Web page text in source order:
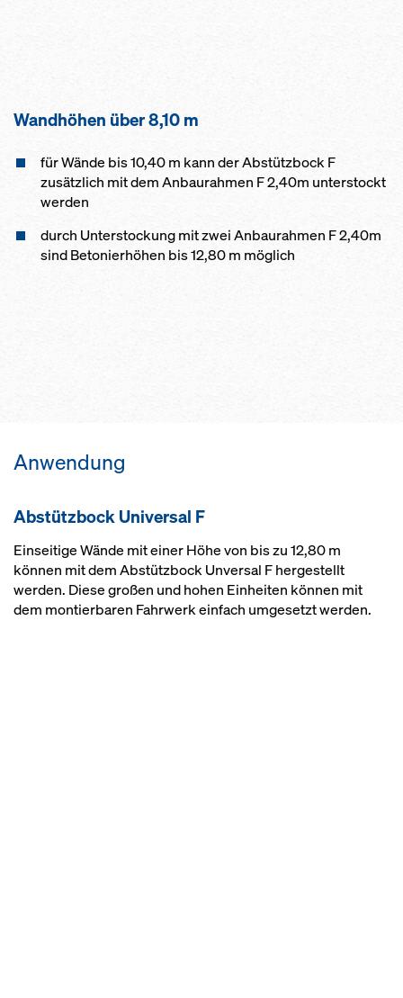
Wandhöhen über 8,10 m
für Wände bis 10,40 m kann der Abstützbock F
zusätzlich mit dem Anbaurahmen F 2,40m unterstockt
werden
durch Unterstockung mit zwei Anbaurahmen F 2,40m
sind Betonierhöhen bis 12,80 m möglich
Anwendung
Abstützbock Universal F
Einseitige Wände mit einer Höhe von bis zu 12,80 m
können mit dem Abstützbock Unversal F hergestellt
werden. Diese großen und hohen Einheiten können mit
dem montierbaren Fahrwerk einfach umgesetzt werden.